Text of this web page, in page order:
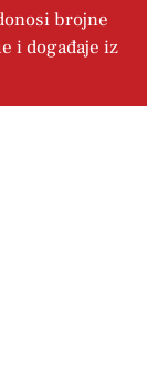
brojne
i događaje iz